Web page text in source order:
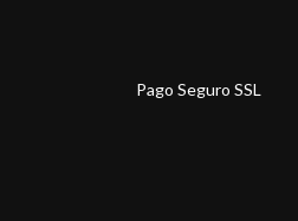
Pago Seguro SSL